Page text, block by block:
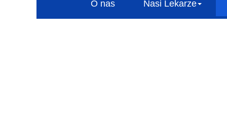
O nas Nasi Lekarze